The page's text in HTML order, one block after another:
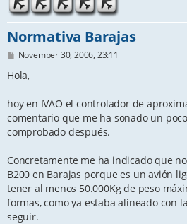
Normativa Barajas
P
s
November 30, 2006, 23:11
Hola,
hoy en IVAO el controlador de
comentario que me ha sonado un
comprobado después.
Concretamente me ha indicado que
B200 en Barajas porque es un avión
tener al menos 50.000Kg de peso
formas, como ya estaba alineado con
seguir.